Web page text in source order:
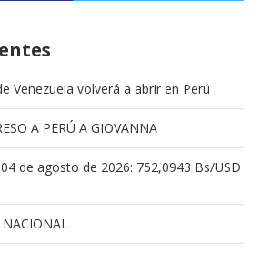
Venezuela volverá a abrir en Perú
A PERÚ A GIOVANNA
de agosto de 2026: 752,0943 Bs/USD